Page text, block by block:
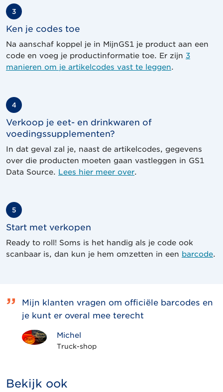
3
Ken je codes toe
Na aanschaf koppel je in MijnGS1 je product aan een
code en voeg je productinformatie toe. Er zijn 3
manieren om je artikelcodes vast te leggen.
4
Verkoop je eet- en drinkwaren of
voedingssupplementen?
In dat geval zal je, naast de artikelcodes, gegevens
over die producten moeten gaan vastleggen in GS1
Data Source. Lees hier meer over.
5
Start met verkopen
Ready to roll! Soms is het handig als je code ook
scanbaar is, dan kun je hem omzetten in een barcode.
Mijn klanten vragen om officiële barcodes en
je kunt er overal mee terecht
Michel
Truck-shop
Bekijk ook